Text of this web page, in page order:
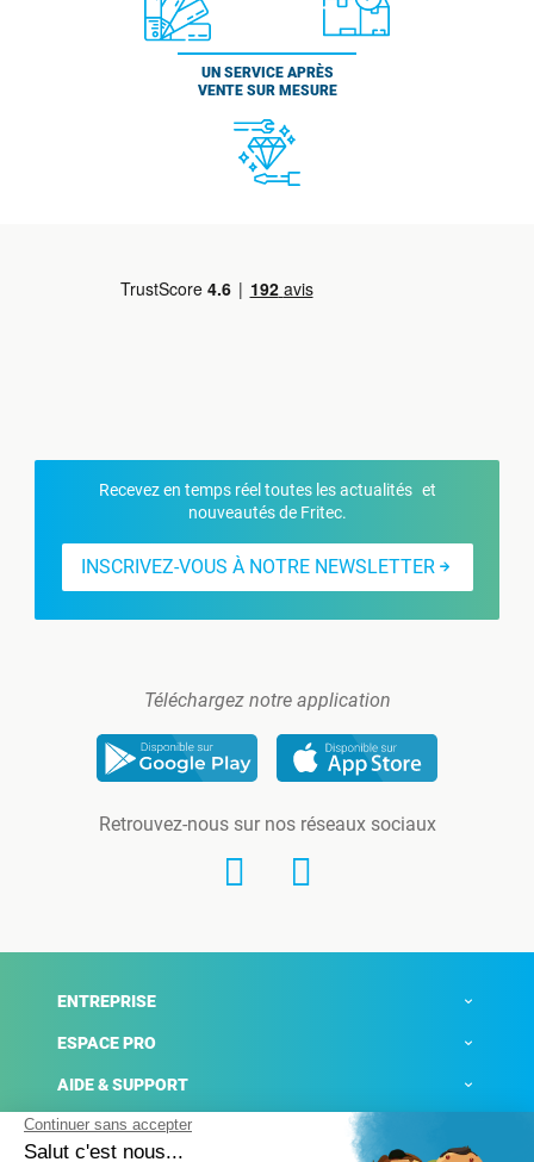
UN SERVICE APRÈS
VENTE SUR MESURE
Recevez en temps réel toutes les actualités et
nouveautés de Fritec.
INSCRIVEZ-VOUS À NOTRE NEWSLETTER
Téléchargez notre application
Retrouvez-nous sur nos réseaux sociaux
ENTREPRISE
ESPACE PRO
AIDE & SUPPORT
ACTUALITÉS